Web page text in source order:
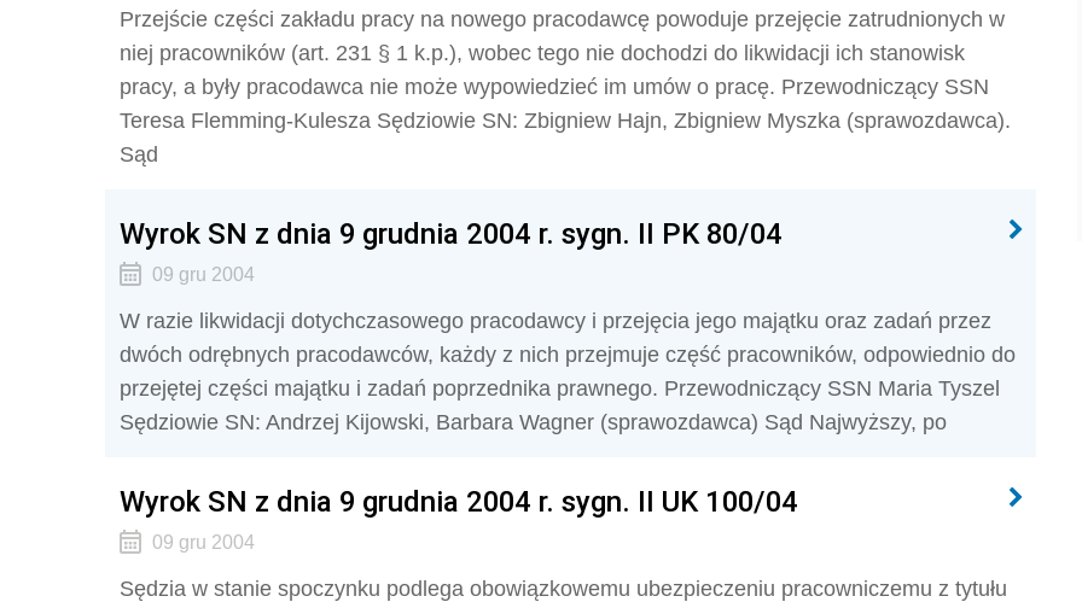
Przejście części zakładu pracy na nowego pracodawcę powoduje przejęcie zatrudnionych w
niej pracowników (art. 231 § 1 k.p.), wobec tego nie dochodzi do likwidacji ich stanowisk
pracy, a były pracodawca nie może wypowiedzieć im umów o pracę. Przewodniczący SSN
Teresa Flemming-Kulesza Sędziowie SN: Zbigniew Hajn, Zbigniew Myszka (sprawozdawca).
Sąd
Wyrok SN z dnia 9 grudnia 2004 r. sygn. II PK 80/04
09 gru 2004
W razie likwidacji dotychczasowego pracodawcy i przejęcia jego majątku oraz zadań przez
dwóch odrębnych pracodawców, każdy z nich przejmuje część pracowników, odpowiednio do
przejętej części majątku i zadań poprzednika prawnego. Przewodniczący SSN Maria Tyszel
Sędziowie SN: Andrzej Kijowski, Barbara Wagner (sprawozdawca) Sąd Najwyższy, po
Wyrok SN z dnia 9 grudnia 2004 r. sygn. II UK 100/04
09 gru 2004
Sędzia w stanie spoczynku podlega obowiązkowemu ubezpieczeniu pracowniczemu z tytułu